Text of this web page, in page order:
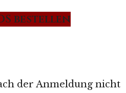
bestellen
der Anmeldung nicht